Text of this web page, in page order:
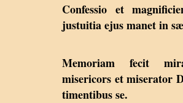
Confessio et
justuitia ejus manet in
Memoriam fecit
misericors et miserator
timentibus se.